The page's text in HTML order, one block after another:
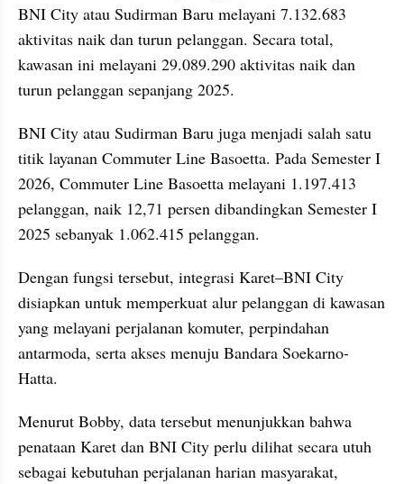
BNI City atau Sudirman Baru melayani 7.132.683
aktivitas naik dan turun pelanggan. Secara total,
kawasan ini melayani 29.089.290 aktivitas naik dan
turun pelanggan sepanjang 2025.
BNI City atau Sudirman Baru juga menjadi salah satu
titik layanan Commuter Line Basoetta. Pada Semester I
2026, Commuter Line Basoetta melayani 1.197.413
pelanggan, naik 12,71 persen dibandingkan Semester I
2025 sebanyak 1.062.415 pelanggan.
Dengan fungsi tersebut, integrasi Karet–BNI City
disiapkan untuk memperkuat alur pelanggan di kawasan
yang melayani perjalanan komuter, perpindahan
antarmoda, serta akses menuju Bandara Soekarno-
Hatta.
Menurut Bobby, data tersebut menunjukkan bahwa
penataan Karet dan BNI City perlu dilihat secara utuh
sebagai kebutuhan perjalanan harian masyarakat,